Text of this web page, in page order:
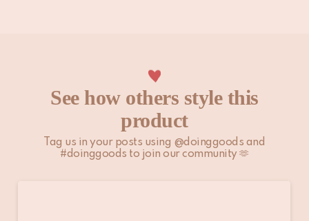
See how others style this
product
Tag us in your posts using @doinggoods and
#doinggoods to join our community 🫶